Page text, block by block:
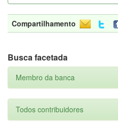
Compartilhamento
Busca facetada
Membro da banca
Todos contribuidores